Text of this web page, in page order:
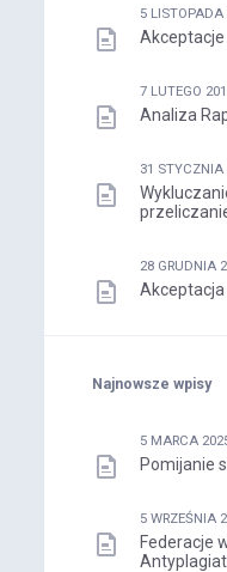
5 LISTOPADA
Akceptacje
7 LUTEGO
Analiza
31 STYCZNIA
28 GRUDNIA
Najnowsze wpisy
5 MARCA
Pomijanie
5 WRZEŚNIA
Federacje